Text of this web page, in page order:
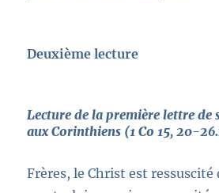
Deuxième lecture
Lecture de la première lettre de
aux Corinthiens (1 Co 15, 20-
Frères, le Christ est ressuscité